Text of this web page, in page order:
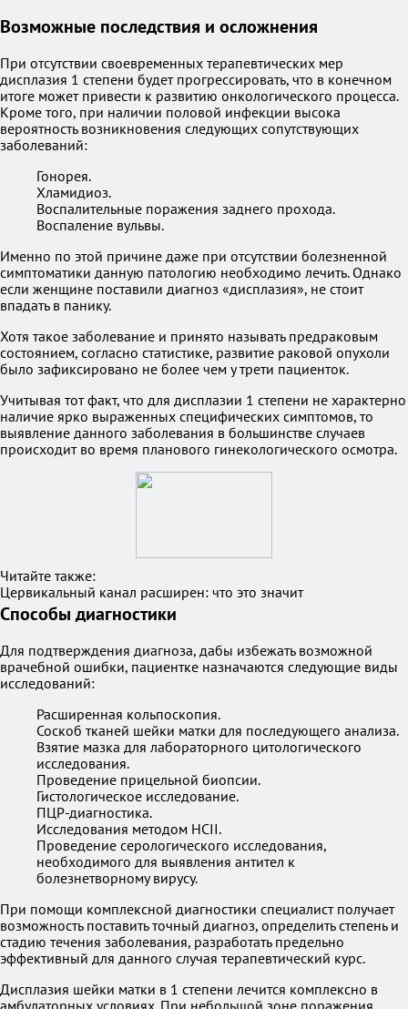
Возможные последствия и осложнения
При отсутствии своевременных терапевтических мер
дисплазия 1 степени будет прогрессировать, что в конечном
итоге может привести к развитию онкологического процесса.
Кроме того, при наличии половой инфекции высока
вероятность возникновения следующих сопутствующих
заболеваний:
Гонорея.
Хламидиоз.
Воспалительные поражения заднего прохода.
Воспаление вульвы.
Именно по этой причине даже при отсутствии болезненной
симптоматики данную патологию необходимо лечить. Однако
если женщине поставили диагноз «дисплазия», не стоит
впадать в панику.
Хотя такое заболевание и принято называть предраковым
состоянием, согласно статистике, развитие раковой опухоли
было зафиксировано не более чем у трети пациенток.
Учитывая тот факт, что для дисплазии 1 степени не характерно
наличие ярко выраженных специфических симптомов, то
выявление данного заболевания в большинстве случаев
происходит во время планового гинекологического осмотра.
Читайте также:
Цервикальный канал расширен: что это значит
Способы диагностики
Для подтверждения диагноза, дабы избежать возможной
врачебной ошибки, пациентке назначаются следующие виды
исследований:
Расширенная кольпоскопия.
Соскоб тканей шейки матки для последующего анализа.
Взятие мазка для лабораторного цитологического
исследования.
Проведение прицельной биопсии.
Гистологическое исследование.
ПЦР-диагностика.
Исследования методом HCII.
Проведение серологического исследования,
необходимого для выявления антител к
болезнетворному вирусу.
При помощи комплексной диагностики специалист получает
возможность поставить точный диагноз, определить степень и
стадию течения заболевания, разработать предельно
эффективный для данного случая терапевтический курс.
Дисплазия шейки матки в 1 степени лечится комплексно в
амбулаторных условиях. При небольшой зоне поражения